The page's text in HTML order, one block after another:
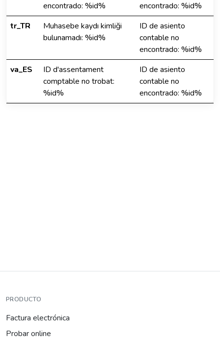
encontrado: %id%
encontrado: %id%
tr_TR
Muhasebe kaydı kimliği
bulunamadı: %id%
ID de asiento
contable no
encontrado: %id%
va_ES
ID d'assentament
comptable no trobat:
%id%
ID de asiento
contable no
encontrado: %id%
PRODUCTO
Factura electrónica
Probar online